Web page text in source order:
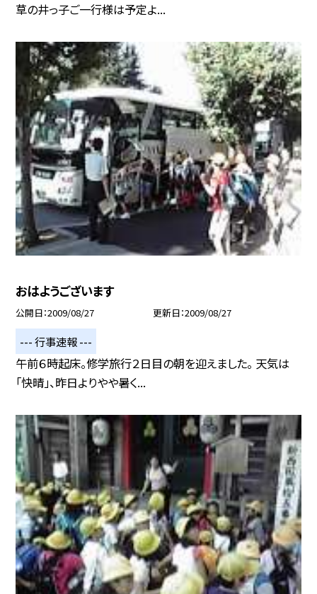
草の井っ子ご一行様は予定よ...
おはようございます
公開日 2009/08/27 更新日 2009/08/27
--- 行事速報 ---
午前６時起床。修学旅行２日目の朝を迎えました。 天気は
「快晴」、昨日よりやや暑く...